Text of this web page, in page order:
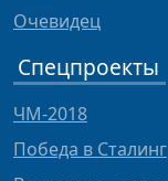
Очевидец
Спецпроекты
ЧМ-2018
Победа в